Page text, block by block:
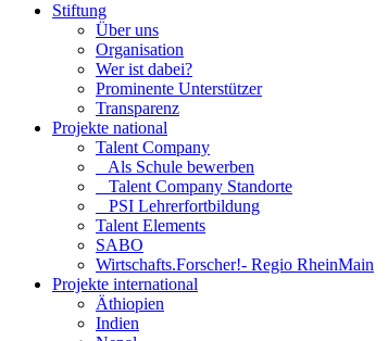
Stiftung
Über uns
Organisation
Wer ist dabei?
Prominente Unterstützer
Transparenz
Projekte national
Talent Company
Als Schule bewerben
Talent Company Standorte
PSI Lehrerfortbildung
Talent Elements
SABO
Wirtschafts.Forscher!- Regio RheinMain
Projekte international
Äthiopien
Indien